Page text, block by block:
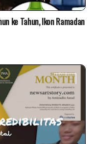
ke Tahun, Ikon Ramadan